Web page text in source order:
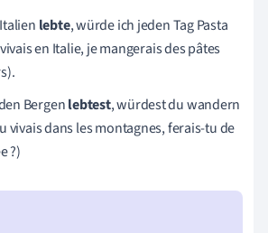
lebte, würde ich jeden Tag Pasta
en Italie, je mangerais des pâtes
Bergenlebtest, würdest du wandern
vivais dans les montagnes, ferais-tu de
?)